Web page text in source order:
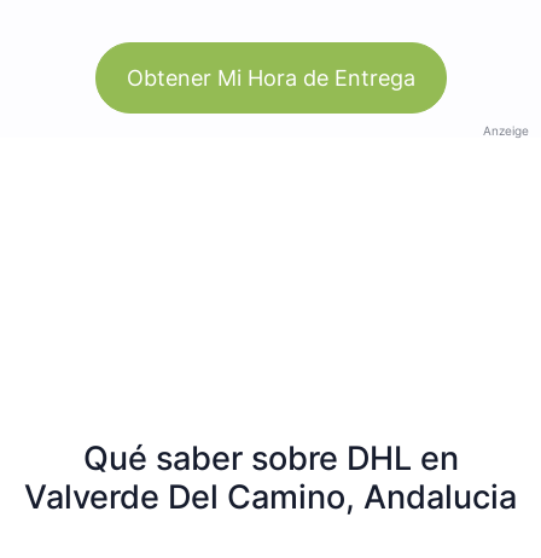
Obtener Mi Hora de Entrega
Anzeige
Qué saber sobre DHL en
Valverde Del Camino, Andalucia